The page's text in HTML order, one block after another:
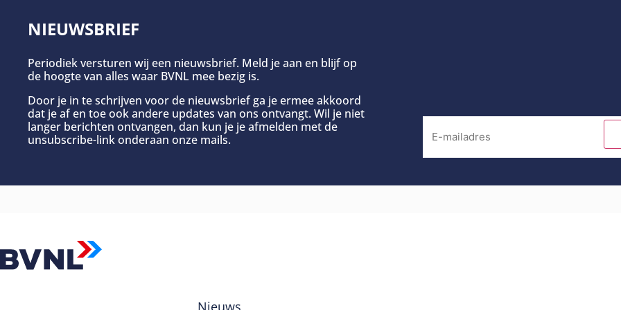
NIEUWSBRIEF
Periodiek versturen wij een nieuwsbrief. Meld je aan en blijf op
de hoogte van alles waar BVNL mee bezig is.
Door je in te schrijven voor de nieuwsbrief ga je ermee akkoord
dat je af en toe ook andere updates van ons ontvangt. Wil je niet
langer berichten ontvangen, dan kun je je afmelden met de
unsubscribe-link onderaan onze mails.
Nieuws